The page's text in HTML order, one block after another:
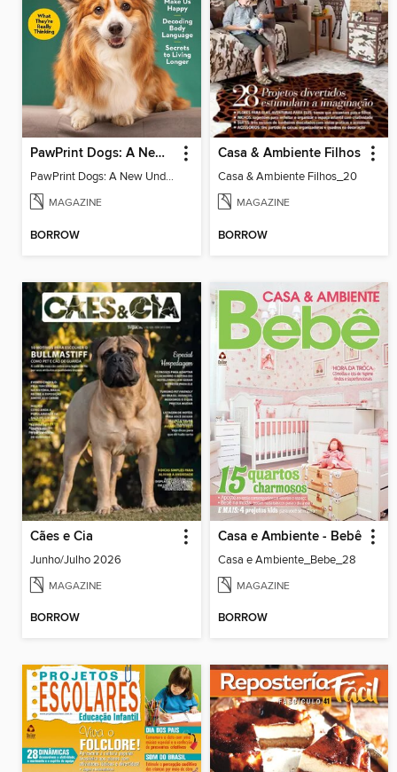
PawPrint Dogs: A New Understanding
PawPrint Dogs: A New Understanding
MAGAZINE
BORROW
Casa & Ambiente Filhos
Casa & Ambiente Filhos_20
MAGAZINE
BORROW
Cães e Cia
Junho/Julho 2026
MAGAZINE
BORROW
Casa e Ambiente - Bebê
Casa e Ambiente_Bebe_28
MAGAZINE
BORROW